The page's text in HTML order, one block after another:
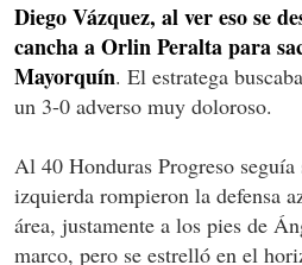
Diego Vázquez, al ver eso se
cancha a Orlin Peralta para
Mayorquín. El estratega
un 3-0 adverso muy doloroso.
Al 40 Honduras Progreso
izquierda rompieron la defensa
área, justamente a los pies de
marco, pero se estrelló en el